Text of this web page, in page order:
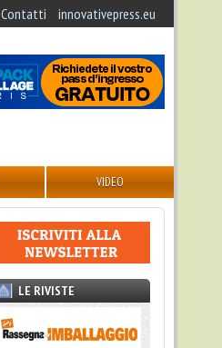
Contatti innovativepress.eu
VIDEO
LE RIVISTE